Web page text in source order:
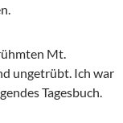
Mt.
ungetrübt. Ich war
Tagesbuch.